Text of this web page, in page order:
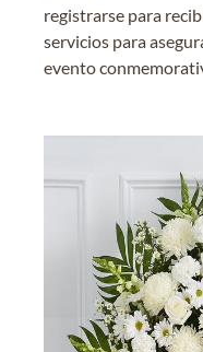
registrarse para
servicios para
evento